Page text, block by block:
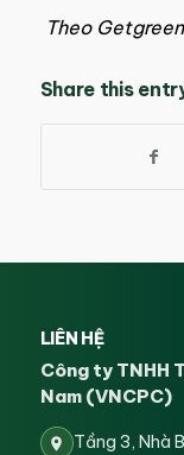
Theo
Share this
LIÊN HỆ
Công ty TNHH
Nam (VNCPC)
Tầng 3, Nhà